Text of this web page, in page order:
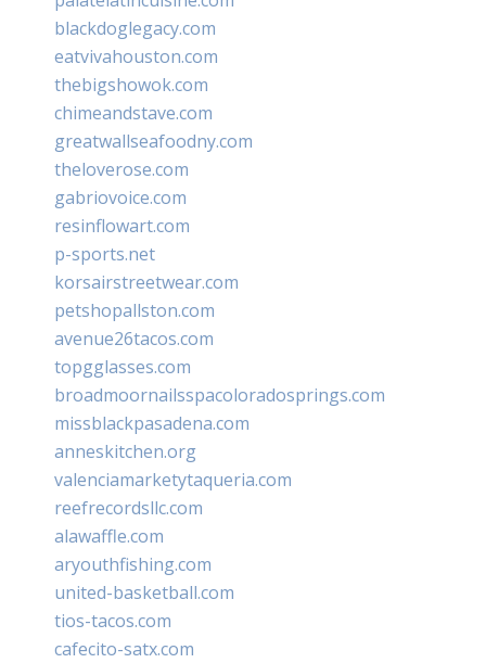
blackdoglegacy.com
eatvivahouston.com
thebigshowok.com
chimeandstave.com
greatwallseafoodny.com
theloverose.com
gabriovoice.com
resinflowart.com
p-sports.net
korsairstreetwear.com
petshopallston.com
avenue26tacos.com
topgglasses.com
broadmoornailsspacoloradosprings.com
missblackpasadena.com
anneskitchen.org
valenciamarketytaqueria.com
reefrecordsllc.com
alawaffle.com
aryouthfishing.com
united-basketball.com
tios-tacos.com
cafecito-satx.com